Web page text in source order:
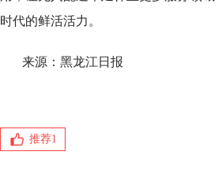
时代的鲜活活力。
来源：黑龙江日报
推荐1